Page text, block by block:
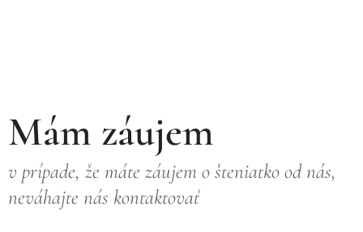
Mám záujem
v prípade, že máte záujem o šteniatko od nás,
neváhajte nás kontaktovať